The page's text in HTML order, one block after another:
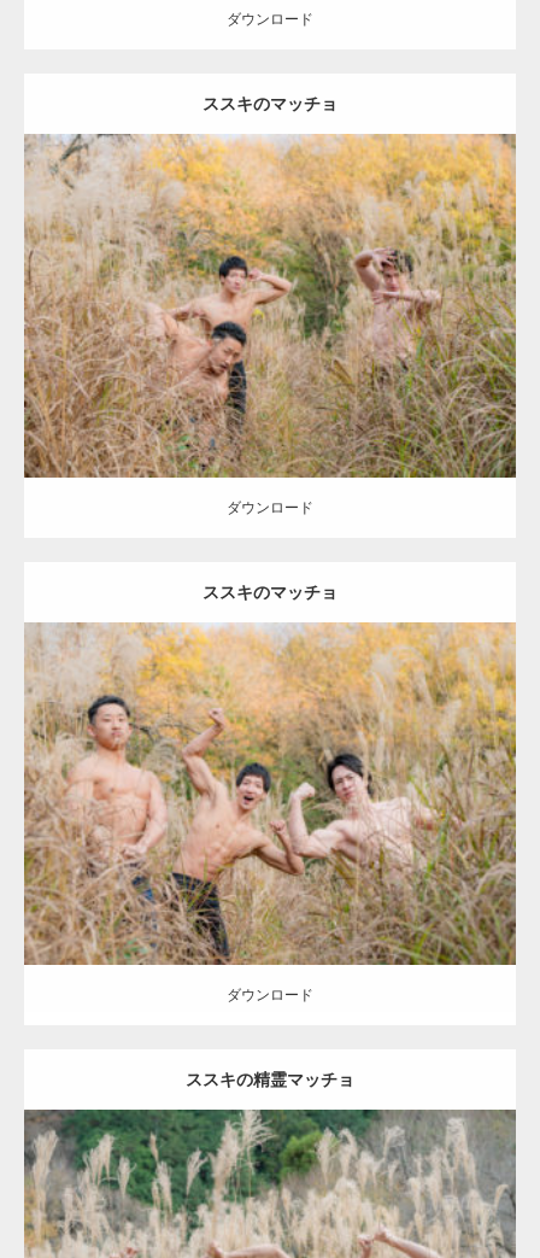
ダウンロード
ススキのマッチョ
Update:2022.01.20
Category: 紅葉とマッチョ2 inoriAKIHITO(細マッチョ) SOSUKE 外資
系筋肉
ダウンロード
ダウンロード
ススキのマッチョ
Update:2022.01.20
Category:紅葉とマッチョ2 inoriAKIHITO(細マッチョ) SOSUKE 外資
系筋肉
ダウンロード
ダウンロード
ススキの精霊マッチョ
Update: 2022.01.20
Category:紅葉とマッチョ2 inoriAKIHITO(細マッチョ) SOSUKE 外資